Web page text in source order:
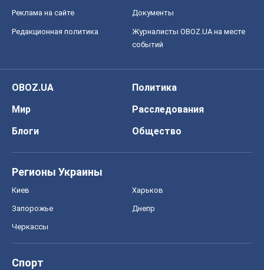
Реклама на сайте Документы
Редакционная политика
Журналисты OBOZ.UA на месте
событий
OBOZ.UA
Политика
Мир
Расследования
Блоги
Общество
Регионы Украины
Киев Харьков
Запорожье Днепр
Черкассы
Спорт